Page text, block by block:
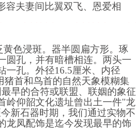
容夫妻间 比翼双飞、恩爱相
黄色浸斑。器半圆扁方形。琢
圆孔，并有暗槽相连。两头一
一孔。外径16.5厘米、内径
猪首和鸟首的自然天象模糊集
早的合符或联盟、联姻的象征
岭仰韶文化遗址曾出土一件"龙
新石器时期， 我们通过实物不
龙凤配饰是迄今发现最早的饰